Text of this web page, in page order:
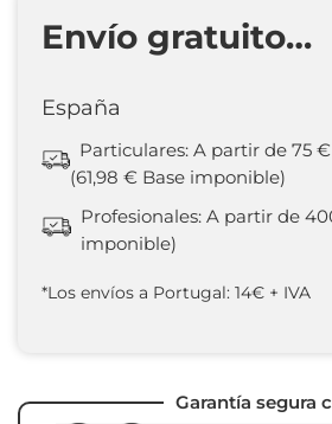
Envío gratuito…
España
Particulares: A partir de 75
(61,98 € Base imponible)
Profesionales: A partir de
imponible)
*Los envíos a Portugal: 14€ + IVA
Garantía segura